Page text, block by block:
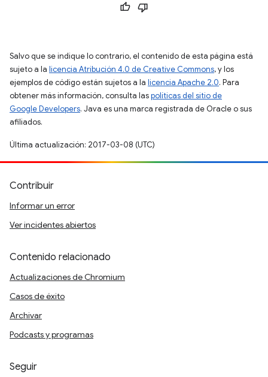
Salvo que se indique lo contrario, el contenido de esta página está
sujeto a la licencia Atribución 4.0 de Creative Commons, y los
ejemplos de código están sujetos a la licencia Apache 2.0. Para
obtener más información, consulta laspolíticas del sitio de
Google Developers. Java es una marca registrada de Oracle o sus
afiliados.
Última actualización: 2017-03-08 (UTC)
Contribuir
Informar un error
Ver incidentes abiertos
Contenido relacionado
Actualizaciones de Chromium
Casos de éxito
Archivar
Podcasts y programas
Seguir